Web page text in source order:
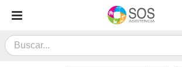
contenido
Search
for: